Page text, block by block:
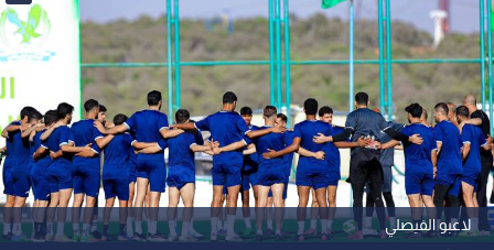
لاعبو الفيصلي